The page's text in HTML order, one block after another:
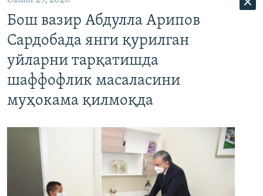
ўтинг
На русском
ИЖТИМОИЙ ТАРМОҚЛАР
Озодлик бошқа тилларда
Бош вазир Абдулла Арипов
Сардобада янги қурилган
уйларни тарқатишда
шаффофлик масаласини
муҳокама қилмоқда